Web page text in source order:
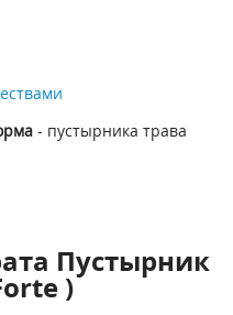
- пустырника трава
Пустырник
)